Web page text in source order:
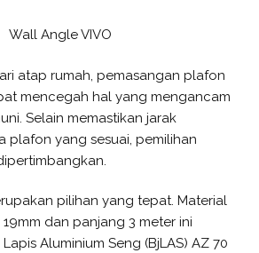
Wall Angle VIVO
atap rumah, pemasangan plafon
mencegah hal yang mengancam
Selain memastikan jarak
plafon yang sesuai, pemilihan
pilihan yang tepat. Material
dan panjang 3 meter ini
Aluminium Seng (BjLAS) AZ 70